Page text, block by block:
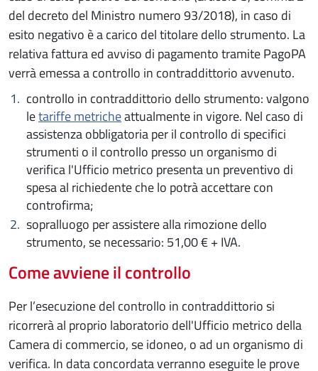
del decreto del Ministro numero 93/2018), in caso di
esito negativo è a carico del titolare dello strumento. La
relativa fattura ed avviso di pagamento tramite PagoPA
verrà emessa a controllo in contraddittorio avvenuto.
controllo in contraddittorio dello strumento: valgono
letariffe metricheattualmente in vigore. Nel caso di
assistenza obbligatoria per il controllo di specifici
strumenti o il controllo presso un organismo di
verifica l'Ufficio metrico presenta un preventivo di
spesa al richiedente che lo potrà accettare con
controfirma;
sopralluogo per assistere alla rimozione dello
strumento, se necessario: 51,00 € + IVA.
Come avviene il controllo
Per l’esecuzione del controllo in contraddittorio si
ricorrerà al proprio laboratorio dell'Ufficio metrico della
Camera di commercio, se idoneo, o ad un organismo di
verifica. In data concordata verranno eseguite le prove